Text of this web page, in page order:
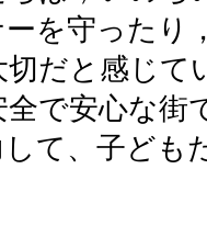
ーを守ったり
だと感じて
で安心な街
して、子ども